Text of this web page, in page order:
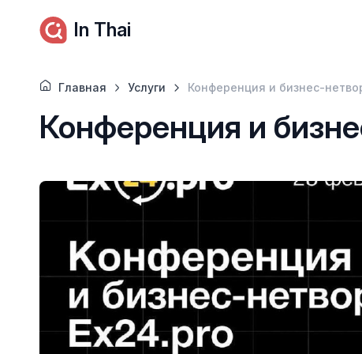
In Thai
Главная Услуги Конференция и бизнес-
Конференция и